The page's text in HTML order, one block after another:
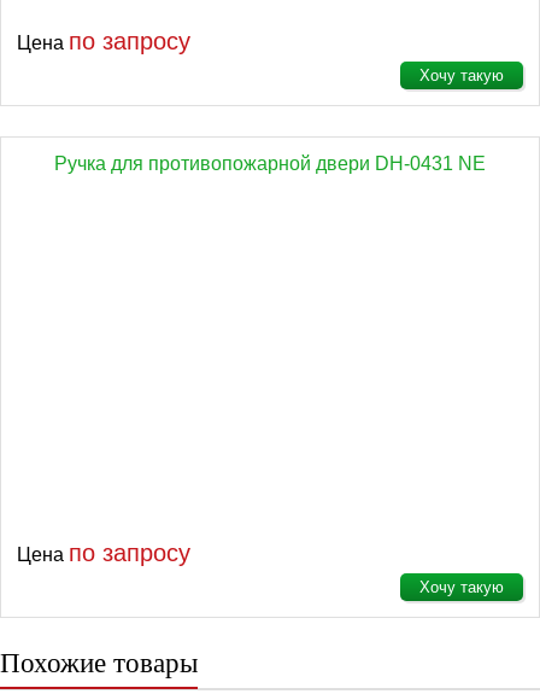
Цена по запросу
Хочу такую
Ручка для противопожарной двери DH-0431 NE
Цена по запросу
Хочу такую
Похожие товары